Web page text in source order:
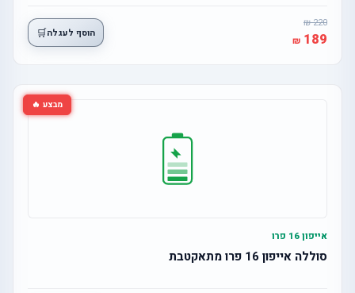
220
189 הוסף לעגלה🛒
מבצע 🔥
אייפון 16 פרו
סוללה אייפון 16 פרו מתאקטבת